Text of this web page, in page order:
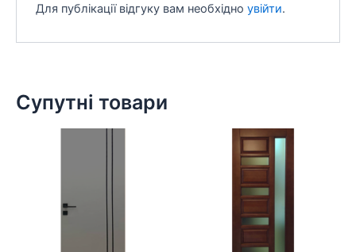
Для публікації відгуку вам необхідноувійти.
Супутні товари